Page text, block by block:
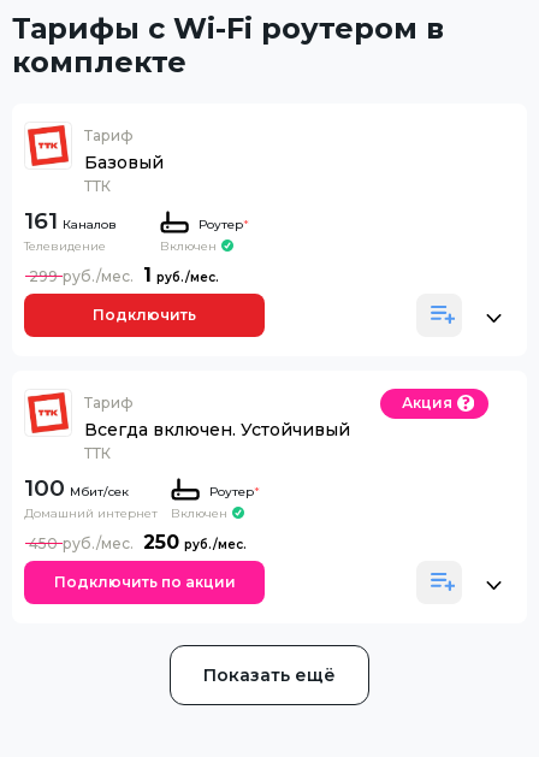
Тарифы с Wi-Fi роутером в
комплекте
Тариф
Базовый
ТТК
161 Каналов
Телевидение
Роутер*
Включен
1
299
Подключить
Тариф
Всегда включен. Устойчивый
ТТК
Акция
100
Домашний интернет
Роутер*
Включен
250
450
Подключить по акции
Показать ещё